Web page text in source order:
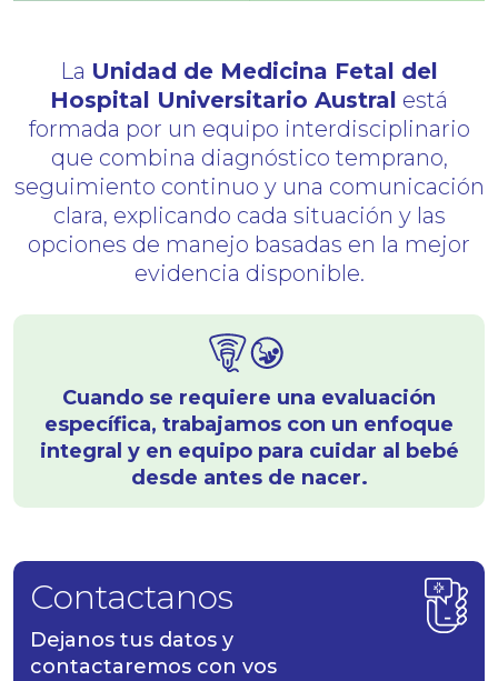
La Unidad de Medicina Fetal del
Hospital Universitario Austral está
formada por un equipo interdisciplinario
que combina diagnóstico temprano,
seguimiento continuo y una comunicación
clara, explicando cada situación y las
opciones de manejo basadas en la mejor
evidencia disponible.
Cuando se requiere una evaluación
específica, trabajamos con un enfoque
integral y en equipo para cuidar al bebé
desde antes de nacer.
Contactanos
Dejanos tus datos y
contactaremos con vos